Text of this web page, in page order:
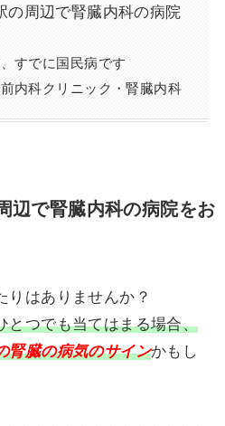
の周辺で腎臓内科の病院
すでに国民病です
内科クリニック・腎臓内科
辺で腎臓内科の病院をお
りはありませんか？
とつでも当てはまる場合、
腎臓の病気のサインかもし